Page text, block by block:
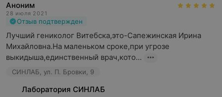
Аноним
28 июля 2021
Отзыв подтвержден
Лучший гениколог Витебска,это-Сапежинская Ирина
Михайловна.На маленьком сроке,при угрозе
выкидыша,единственный врач,кото...
СИНЛАБ, ул. П. Бровки, 9
Лаборатория СИНЛАБ